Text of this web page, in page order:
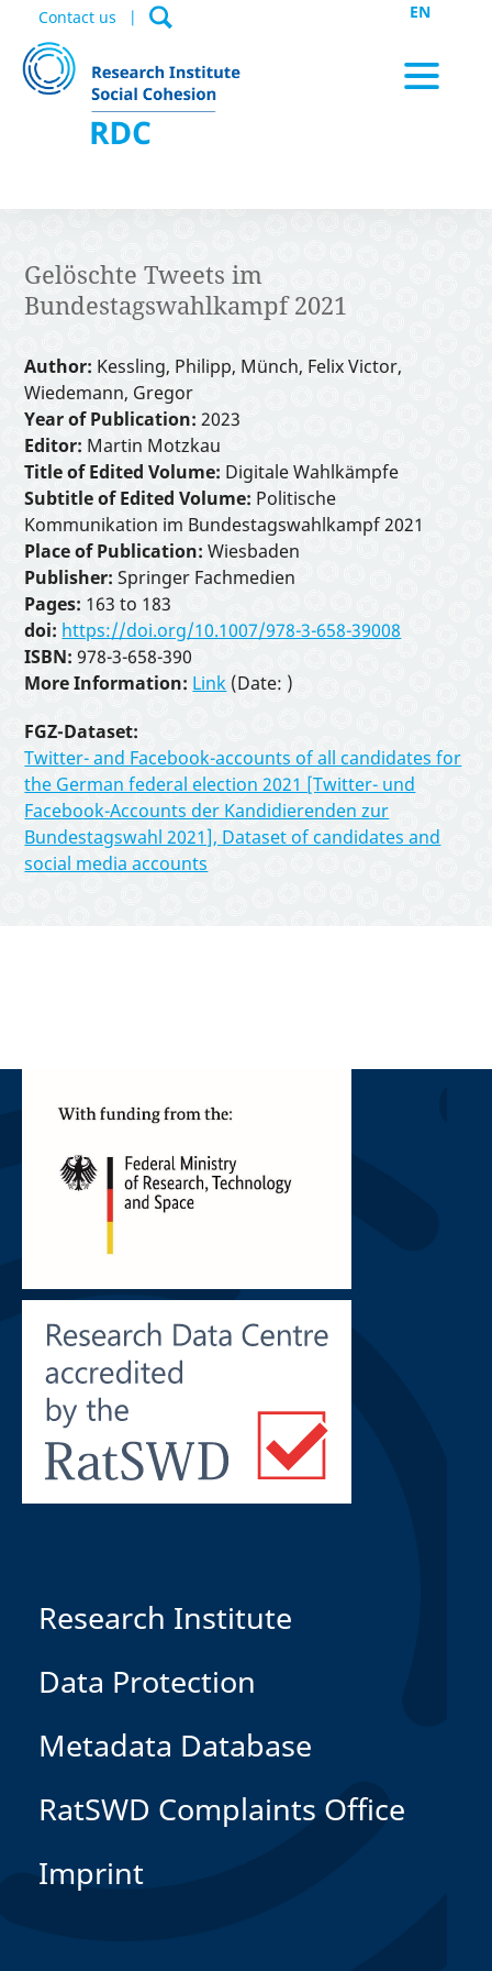
Contact us EN
Publications
Interactive Tools
About
Gelöschte Tweets im
Bundestagswahlkampf 2021
Author: Kessling, Philipp, Münch, Felix Victor,
Wiedemann, Gregor
Year of Publication: 2023
Editor: Martin Motzkau
Title of Edited Volume: Digitale Wahlkämpfe
Subtitle of Edited Volume: Politische
Kommunikation im Bundestagswahlkampf 2021
Place of Publication: Wiesbaden
Publisher: Springer Fachmedien
Pages: 163 to 183
doi: https://doi.org/10.1007/978-3-658-39008
ISBN: 978-3-658-390
More Information: Link (Date: )
FGZ-Dataset:
Twitter- and Facebook-accounts of all candidates for
the German federal election 2021 [Twitter- und
Facebook-Accounts der Kandidierenden zur
Bundestagswahl 2021], Dataset of candidates and
social media accounts
Research Institute
Data Protection
Metadata Database
RatSWD Complaints Office
Imprint